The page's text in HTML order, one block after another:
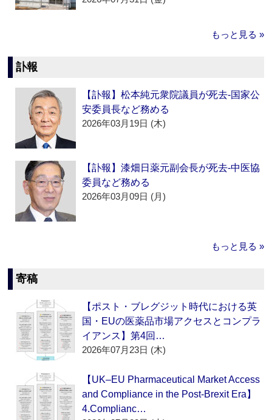
もっと見る »
訃報
【訃報】松本純元衆院議員が死去‐国家公
安委員長など務める
2026年03月19日 (木)
【訃報】漆畑日薬元副会長が死去‐中医協
委員など務める
2026年03月09日 (月)
もっと見る »
寄稿
【ポスト・ブレグジット時代における英
国・EUの医薬品市場アクセスとコンプラ
イアンス】第4回…
2026年07月23日 (木)
【UK–EU Pharmaceutical Market Access
and Compliance in the Post-Brexit Era】
4.Complianc…